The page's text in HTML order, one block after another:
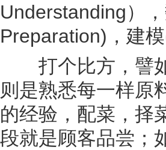
Understanding）
Preparation)，建
打个比方，譬如
则是熟悉每一样原
的经验，配菜，择
段就是顾客品尝；